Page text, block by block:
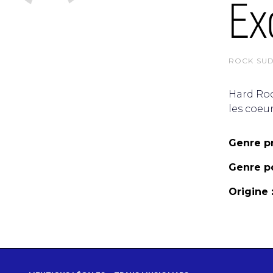
ROCK
Hard
les
Genre
Genre
Origine :